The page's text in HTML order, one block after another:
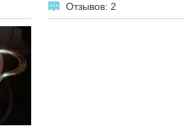
Отзывов: 2